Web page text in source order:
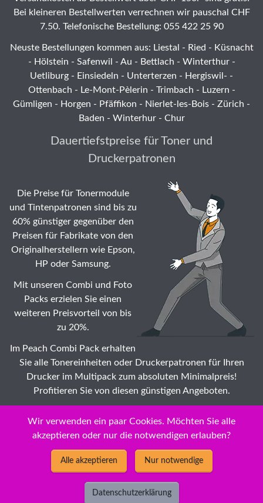
Bei kleineren Bestellwerten verrechnen wir pauschal CHF
7.50. Telefonische Bestellung: 055 422 25 90
Neuste Bestellungen kommen aus: Liestal - Ried - Küsnacht
- Hölstein - Safenwil - Au - Bettlach - Winterthur-
Uetliburg - Einsiedeln - Unterterzen - Hergiswil- -
Ottenbach - Le-Mont-Pèlerin - Trimbach - Luzern -
Gümligen - Horgen - Pfäffikon - Nierlet-les-Bois - Zürich -
Baden - Winterhur - Chur
Dauertiefstpreise für Toner und
Druckerpatronen
Die Preise für Tonermodule
und Tintenpatronen sind bis zu
60% günstiger gegenüber den
Preisen für Fabrikate von den
Originalherstellern wie Epson,
HP oder Samsung.
Mit unseren Combi und Foto
Packs erzielen Sie einen
weiteren Preisvorteil von bis
zu 20%.
Im Peach Combi Pack erhalten
Sie alle Tonereinheiten oder Druckerpatronen für Ihren
Drucker im Multipack zum absoluten Minimalpreis!
Profitieren Sie von diesen günstigen Angeboten.
☆ Druckerpatronen Modell zu Dauertiefstpreisen /
Impeachment
Wir verwenden ein paar Cookies. Möchten Sie alle
akzeptieren oder nur die notwendigen erlauben?
Alle akzeptieren Nur notwendige
Datenschutzerklärung